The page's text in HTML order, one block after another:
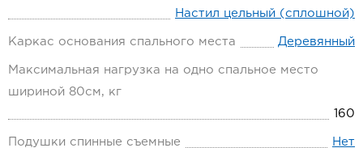
Настил цельный (сплошной)
Каркас основания спального места Деревянный
Максимальная нагрузка на одно спальное место
шириной 80см, кг
160
Подушки спинные съемные Нет